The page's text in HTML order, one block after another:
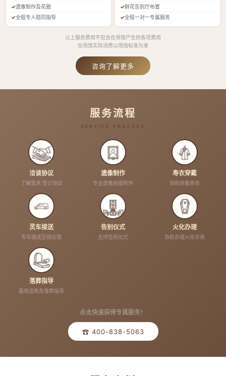
遗像制作及花圈
全程专人陪同指导
鲜花告别厅布置
全程一对一专属服务
以上服务费用不包含在场馆产生的各项费用
在场馆实际消费以场馆标准为准
咨询了解更多
服务流程
SERVICE PROCESS
洽谈协议
了解需求 签订协议
遗像制作
专业遗像拍摄制作
寿衣穿戴
协助穿戴寿衣
灵车接送
专车接送至殡仪馆
告别仪式
主持告别仪式
火化办理
协助办理火化手续
落葬指导
墓地选购及落葬指导
点击快速获得专属服务！
☎ 400-838-5063